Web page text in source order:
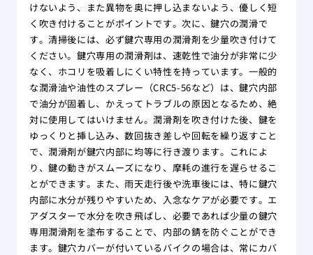
けないよう、また異物を奥に押し込まないよう、優しく短
く吹き付けることがポイントです。次に、鍵穴の潤滑で
す。清掃後には、必ず鍵穴専用の潤滑剤を少量吹き付けて
ください。鍵穴専用の潤滑剤は、速乾性で油分が非常に少
なく、ホコリを吸着しにくい特性を持っています。一般的
な潤滑油や油性のスプレー（CRC5-56など）は、鍵穴内部
で油分が固着し、かえってトラブルの原因となるため、絶
対に使用してはいけません。潤滑剤を吹き付けた後、鍵を
ゆっくりと挿し込み、数回抜き差しや回転を繰り返すこと
で、潤滑剤が鍵穴内部に均等に行き渡ります。これによ
り、鍵の動きがスムーズになり、摩耗の進行を遅らせるこ
とができます。また、雨天走行後や洗車後には、特に鍵穴
内部に水分が残りやすいため、入念なケアが必要です。エ
アダスターで水分を吹き飛ばし、必要であれば少量の鍵穴
専用潤滑剤を塗布することで、内部の錆を防ぐことができ
ます。鍵穴カバーが付いているバイクの場合は、常にカバ